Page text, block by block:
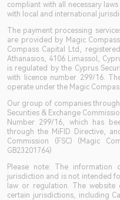
compliant with all necessary
with local and international
The payment processing
are provided by Magic
Compass Capital Ltd,
Athanasios, 4106 Limassol,
is regulated by the Cyprus
with licence number 299/16.
operate under the Magic
Our group of companies
Securities & Exchange
Number 299/16, which has
through the MiFID Directive,
Commission (FSC) (Magic
GB23201764)
Please note: The
jurisdiction and is not intended
law or regulation. The
certain jurisdictions, including